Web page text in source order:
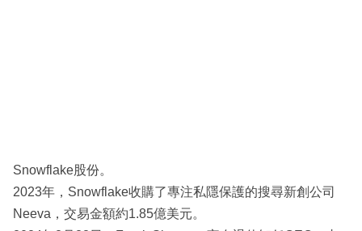
Snowflake股份。
2023年，Snowflake收購了專注私隱保護的搜尋新創公司
Neeva，交易金額約1.85億美元。